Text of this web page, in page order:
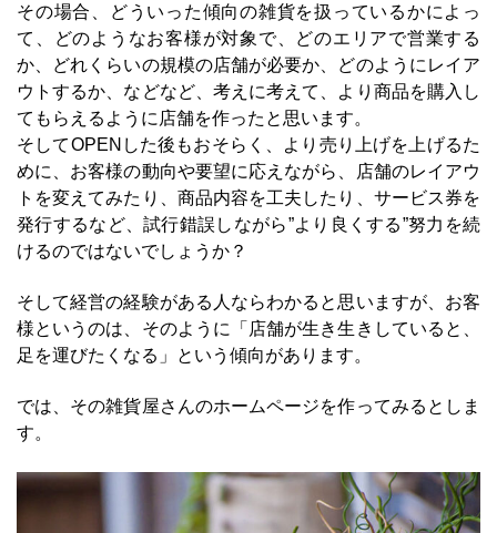
その場合、どういった傾向の雑貨を扱っているかによっ
て、どのようなお客様が対象で、どのエリアで営業する
か、どれくらいの規模の店舗が必要か、どのようにレイア
ウトするか、などなど、考えに考えて、より商品を購入し
てもらえるように店舗を作ったと思います。
そしてOPENした後もおそらく、より売り上げを上げるた
めに、お客様の動向や要望に応えながら、店舗のレイアウ
トを変えてみたり、商品内容を工夫したり、サービス券を
発行するなど、試行錯誤しながら”より良くする”努力を続
けるのではないでしょうか？
そして経営の経験がある人ならわかると思いますが、お客
様というのは、そのように「店舗が生き生きしていると、
足を運びたくなる」という傾向があります。
では、その雑貨屋さんのホームページを作ってみるとしま
す。